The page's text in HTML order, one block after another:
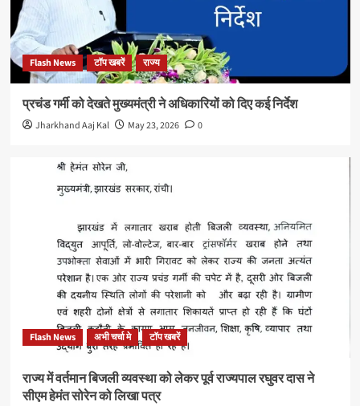
Flash News टॉप खबरें राज्य
प्रचंड गर्मी को देखते मुख्यमंत्री ने अधिकारियों को दिए कई निर्देश
Jharkhand Aaj Kal May 23, 2026 0
Flash News अभी चर्चा मे टॉप खबरें
राज्य में वर्तमान बिजली व्यवस्था को लेकर पूर्व राज्यपाल रघुवर दास ने
सीएम हेमंत सोरेन को लिखा पत्र